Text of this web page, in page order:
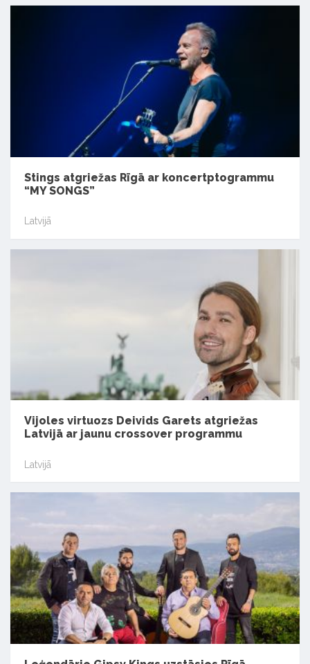
Stings atgriežas Rīgā ar koncertptogrammu
“MY SONGS”
Latvijā
Vijoles virtuozs Deivids Garets atgriežas
Latvijā ar jaunu crossover programmu
Latvijā